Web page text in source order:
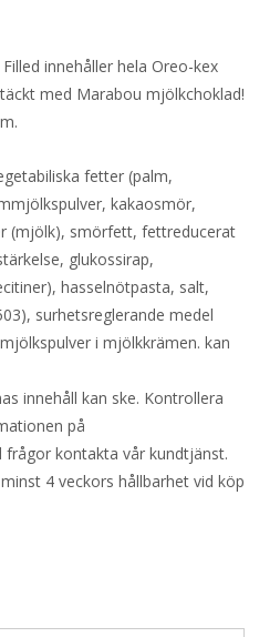
innehåller hela Oreo-kex
med Marabou mjölkchoklad!
fetter (palm,
kakaosmör,
(mjölk), smörfett, fettreducerat
glukossirap,
hasselnötpasta, salt,
surhetsreglerande medel
i mjölkkrämen. kan
innehåll kan ske. Kontrollera
på
frågor kontakta vår kundtjänst.
4 veckors hållbarhet vid köp